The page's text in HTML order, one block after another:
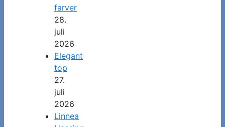
farver
28.
juli
2026
Elegant
top
27.
juli
2026
Linnea